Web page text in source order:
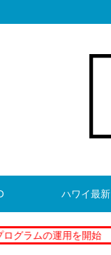
ハワイ最
を開始 【News】サ